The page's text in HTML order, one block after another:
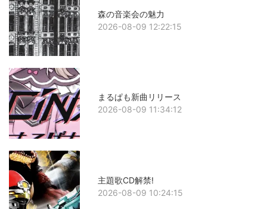
森の音楽会の魅力
2026-08-09 12:22:15
まるぱも新曲リリース
2026-08-09 11:34:12
主題歌CD解禁!
2026-08-09 10:24:15